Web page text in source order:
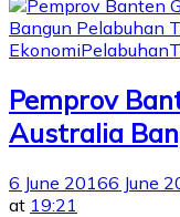
EkonomiPelabuhan
Pemprov
Australia
6 June 20166 June
at 19:21